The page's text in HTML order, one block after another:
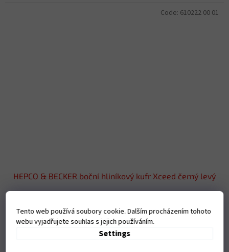
Tento web používá soubory cookie. Dalším procházením tohoto
webu vyjadřujete souhlas s jejich používáním.
Settings
HEPCO & BECKER boční hliníkový kufr Xceed černý levý
Code: 610222 00 01